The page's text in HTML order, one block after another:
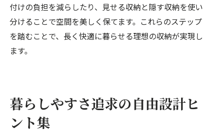
付けの負担を減らしたり、見せる収納と隠す収納を使い
分けることで空間を美しく保てます。これらのステップ
を踏むことで、長く快適に暮らせる理想の収納が実現し
ます。
暮らしやすさ追求の自由設計ヒ
ント集